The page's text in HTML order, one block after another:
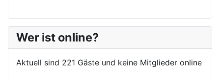
Wer ist online?
Aktuell sind 221 Gäste und keine Mitglieder online